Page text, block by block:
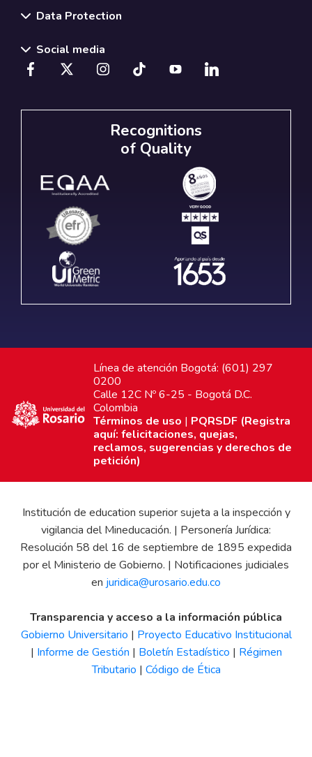
Data Protection
Social media
Recognitions
of Quality
Línea de atención Bogotá: (601) 297
0200
Calle 12C Nº 6-25 - Bogotá D.C.
Colombia
Términos de uso | PQRSDF (Registra
aquí: felicitaciones, quejas,
reclamos, sugerencias y derechos de
petición)
Institución de education superior sujeta a la inspección y
vigilancia del Mineducación. | Personería Jurídica:
Resolución 58 del 16 de septiembre de 1895 expedida
por el Ministerio de Gobierno. | Notificaciones judiciales
en juridica@urosario.edu.co
Transparencia y acceso a la información pública
Gobierno Universitario | Proyecto Educativo Institucional
| Informe de Gestión | Boletín Estadístico | Régimen
Tributario | Código de Ética